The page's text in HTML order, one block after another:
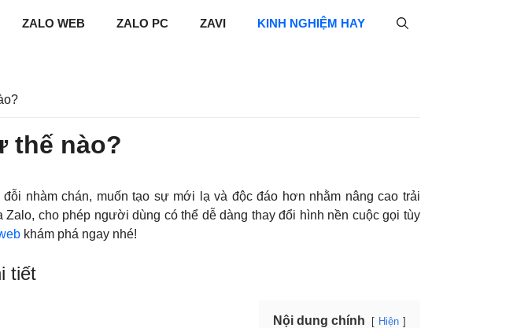
ZALO WEB ZALO PC ZAVI KINH NGHIỆM HAY
thế nào?
nhàm chán, muốn tạo sự mới lạ và độc đáo hơn nhằm nâng cao trải
cho phép người dùng có thể dễ dàng thay đổi hình nền cuộc gọi tùy
khám phá ngay nhé!
tiết
Nội dung chính Hiện